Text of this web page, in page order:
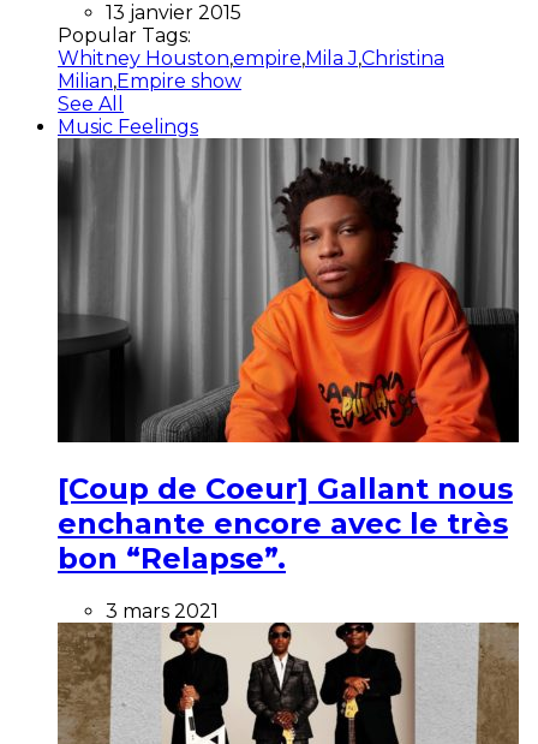
13 janvier 2015
Popular Tags:
Whitney Houston,empire,Mila J,Christina
Milian,Empire show
See All
Music Feelings
[Coup de Coeur] Gallant nous
enchante encore avec le très
bon “Relapse”.
3 mars 2021